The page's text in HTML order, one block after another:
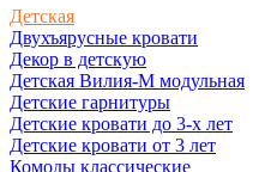
Детская
Двухъярусные кровати
Декор в детскую
Детская Вилия-М модульная
Детские гарнитуры
Детские кровати до 3-х лет
Детские кровати от 3 лет
Комоды классические